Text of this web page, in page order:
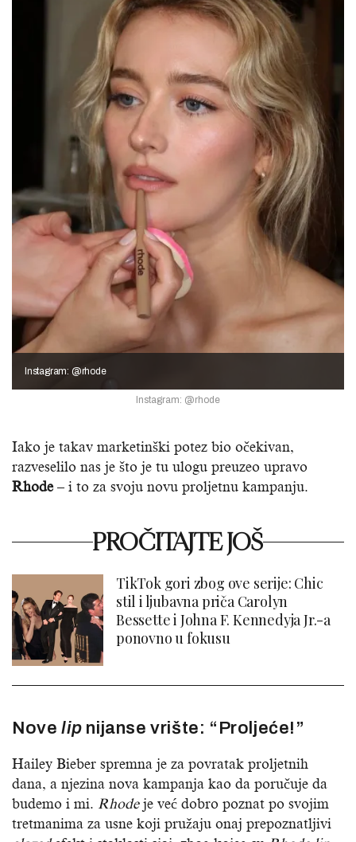
Instagram: @rhode
Instagram: @rhode
Iako je takav marketinški potez bio očekivan,
razveselilo nas je što je tu ulogu preuzeo upravo
Rhode– i to za svoju novu proljetnu kampanju.
PROČITAJTE JOŠ
TikTok gori zbog ove serije: Chic
stil i ljubavna priča Carolyn
Bessette i Johna F. Kennedyja Jr.-a
ponovno u fokusu
Nove lip nijanse vrište: “Proljeće!”
Hailey Bieber spremna je za povratak proljetnih
dana, a njezina nova kampanja kao da poručuje da
budemo i mi. Rhodeje već dobro poznat po svojim
tretmanima za usne koji pružaju onaj prepoznatljivi